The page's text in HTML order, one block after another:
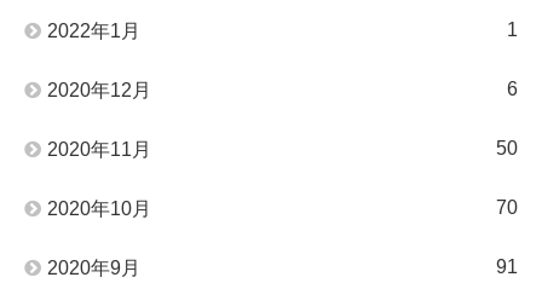
2022年1月 1
2020年12月 6
2020年11月 50
2020年10月 70
2020年9月 91